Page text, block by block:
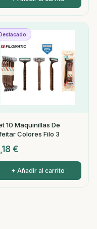
10 Maquinillas De
Colores Filo 3
€
+ Añadir al carrito